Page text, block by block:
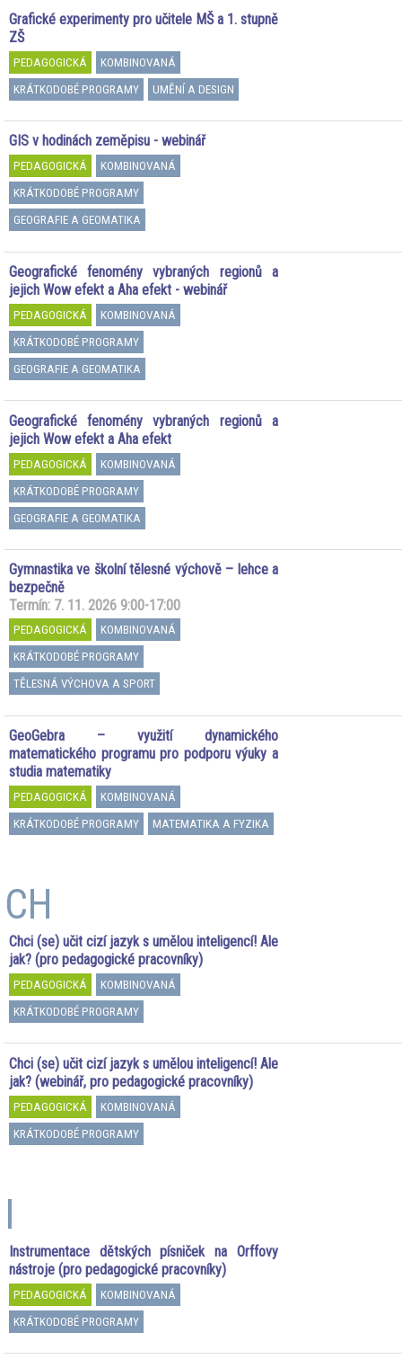
Grafické experimenty pro učitele MŠ a 1. stupně
ZŠ
PEDAGOGICKÁ
KOMBINOVANÁ
KRÁTKODOBÉ PROGRAMY
UMĚNÍ A DESIGN
GIS v hodinách zeměpisu - webinář
PEDAGOGICKÁ
KOMBINOVANÁ
KRÁTKODOBÉ PROGRAMY
GEOGRAFIE A GEOMATIKA
Geografické fenomény vybraných regionů a
jejich Wow efekt a Aha efekt - webinář
PEDAGOGICKÁ
KOMBINOVANÁ
KRÁTKODOBÉ PROGRAMY
GEOGRAFIE A GEOMATIKA
Geografické fenomény vybraných regionů a
jejich Wow efekt a Aha efekt
PEDAGOGICKÁ
KOMBINOVANÁ
KRÁTKODOBÉ PROGRAMY
GEOGRAFIE A GEOMATIKA
Gymnastika ve školní tělesné výchově – lehce a
bezpečně
Termín: 7. 11. 2026 9:00-17:00
PEDAGOGICKÁ
KOMBINOVANÁ
KRÁTKODOBÉ PROGRAMY
TĚLESNÁ VÝCHOVA A SPORT
GeoGebra – využití dynamického
matematického programu pro podporu výuky a
studia matematiky
PEDAGOGICKÁ
KOMBINOVANÁ
KRÁTKODOBÉ PROGRAMY
MATEMATIKA A FYZIKA
CH
Chci (se) učit cizí jazyk s umělou inteligencí! Ale
jak? (pro pedagogické pracovníky)
PEDAGOGICKÁ
KOMBINOVANÁ
KRÁTKODOBÉ PROGRAMY
Chci (se) učit cizí jazyk s umělou inteligencí! Ale
jak? (webinář, pro pedagogické pracovníky)
PEDAGOGICKÁ
KOMBINOVANÁ
KRÁTKODOBÉ PROGRAMY
I
Instrumentace dětských písniček na Orffovy
nástroje (pro pedagogické pracovníky)
PEDAGOGICKÁ
KOMBINOVANÁ
KRÁTKODOBÉ PROGRAMY